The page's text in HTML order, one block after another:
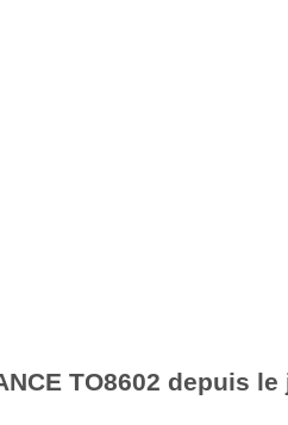
TO8602 depuis